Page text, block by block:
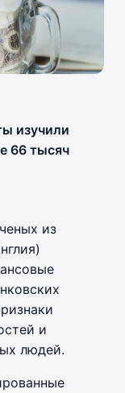
изучили
66 тысяч
из
и
людей.